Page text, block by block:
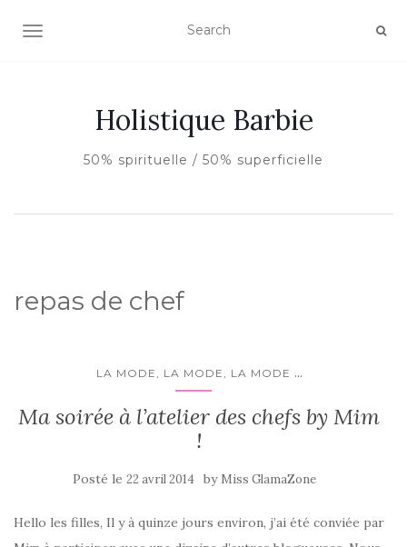
AFFICHER/MASQUER LA NAVIGATION
Holistique Barbie
50% spirituelle / 50% superficielle
repas de chef
LA MODE, LA MODE, LA MODE ...
Ma soirée à l’atelier des chefs by Mim
!
Posté le 22 avril 2014 by Miss GlamaZone
Hello les filles, Il y à quinze jours environ, j’ai été conviée par